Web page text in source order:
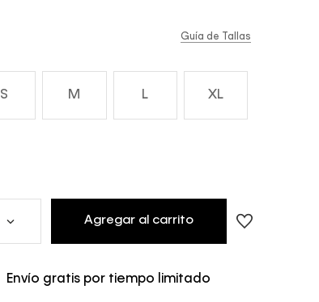
S M L XL
Guía de Tallas
Agregar al carrito
Envío gratis por tiempo limitado